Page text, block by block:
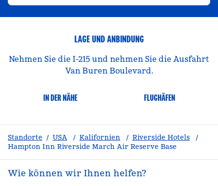
LAGE UND ANBINDUNG
Nehmen Sie die I-215 und nehmen Sie die Ausfahrt
Van Buren Boulevard.
IN DER NÄHE FLUGHÄFEN
Standorte / USA / Kalifornien / Riverside Hotels
/
Hampton Inn Riverside March Air Reserve Base
Wie können wir Ihnen helfen?